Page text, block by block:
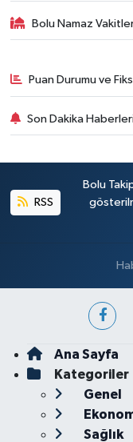
Bolu Namaz
Puan Durumu ve
Son Dakika
RSS
Bolu
Ana Sayfa
Kategoriler
Genel
Sağlık